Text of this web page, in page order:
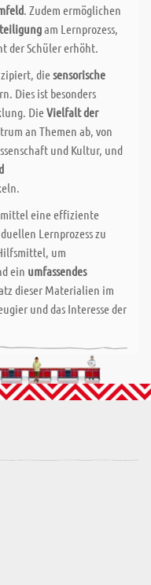
. Zudem ermöglichen
am Lernprozess,
der Schüler erhöht.
diesensorische
Dies ist besonders
DieVielfalt der
an Themen ab, von
und Kultur, und
eine effiziente
Lernprozess zu
um
ein umfassendes
dieser Materialien im
und das Interesse der